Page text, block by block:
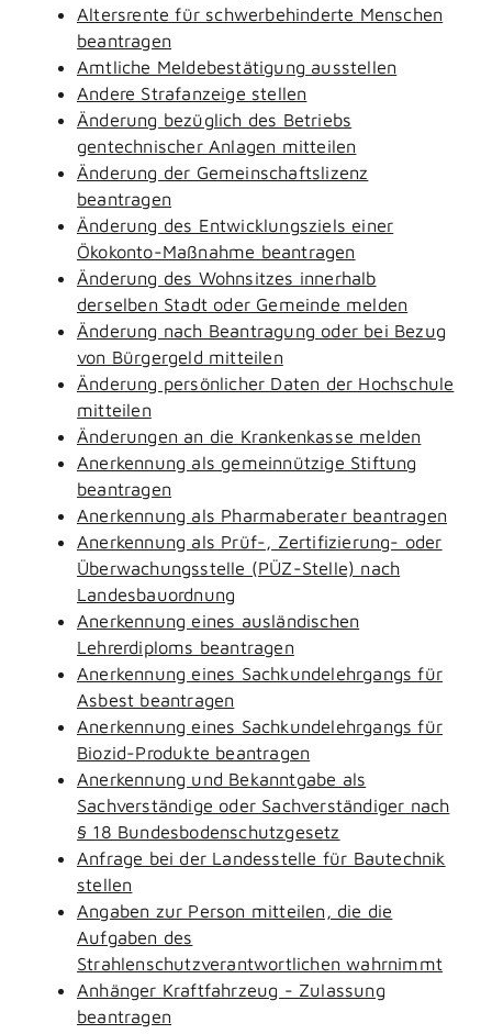
Altersrente für schwerbehinderte Menschen
beantragen
Amtliche Meldebestätigung ausstellen
Andere Strafanzeige stellen
Änderung bezüglich des Betriebs
gentechnischer Anlagen mitteilen
Änderung der Gemeinschaftslizenz
beantragen
Änderung des Entwicklungsziels einer
Ökokonto-Maßnahme beantragen
Änderung des Wohnsitzes innerhalb
derselben Stadt oder Gemeinde melden
Änderung nach Beantragung oder bei Bezug
von Bürgergeld mitteilen
Änderung persönlicher Daten der Hochschule
mitteilen
Änderungen an die Krankenkasse melden
Anerkennung als gemeinnützige Stiftung
beantragen
Anerkennung als Pharmaberater beantragen
Anerkennung als Prüf-, Zertifizierung- oder
Überwachungsstelle (PÜZ-Stelle) nach
Landesbauordnung
Anerkennung eines ausländischen
Lehrerdiploms beantragen
Anerkennung eines Sachkundelehrgangs für
Asbest beantragen
Anerkennung eines Sachkundelehrgangs für
Biozid-Produkte beantragen
Anerkennung und Bekanntgabe als
Sachverständige oder Sachverständiger nach
§ 18 Bundesbodenschutzgesetz
Anfrage bei der Landesstelle für Bautechnik
stellen
Angaben zur Person mitteilen, die die
Aufgaben des
Strahlenschutzverantwortlichen wahrnimmt
Anhänger Kraftfahrzeug - Zulassung
beantragen